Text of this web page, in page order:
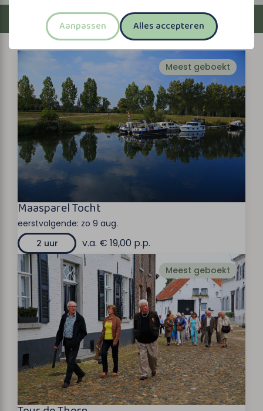
Aanpassen Alles accepteren
Filter
Meest geboekt
Maasparel Tocht
eerstvolgende: zo 9 aug.
2 uur
v.a. € 19,00 p.p.
Meest geboekt